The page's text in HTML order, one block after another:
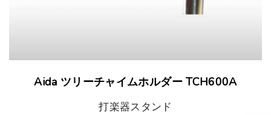
Aida ツリーチャイムホルダー TCH600A
打楽器スタンド